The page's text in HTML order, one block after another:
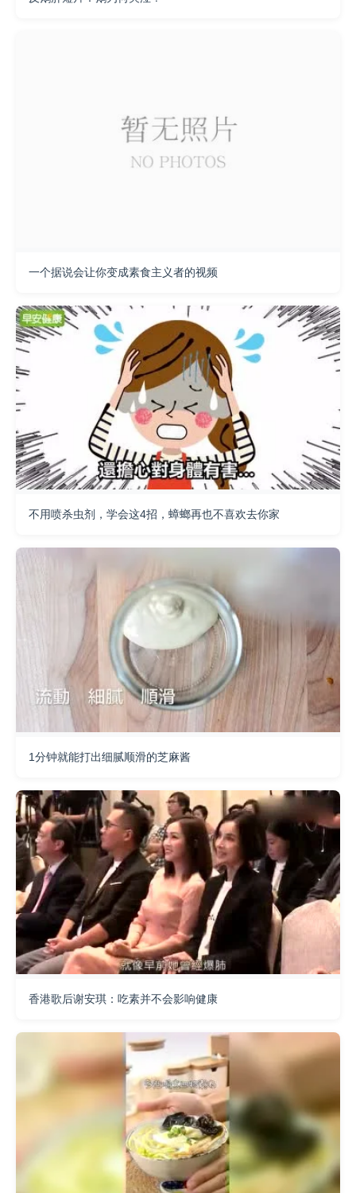
一个据说会让你变成素食主义者的视频
不用喷杀虫剂，学会这4招，蟑螂再也不喜欢去你家
1分钟就能打出细腻顺滑的芝麻酱
香港歌后谢安琪：吃素并不会影响健康